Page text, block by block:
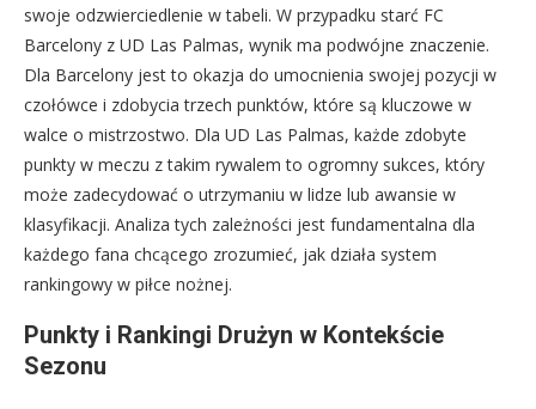
swoje odzwierciedlenie w tabeli. W przypadku starć FC
Barcelony z UD Las Palmas, wynik ma podwójne znaczenie.
Dla Barcelony jest to okazja do umocnienia swojej pozycji w
czołówce i zdobycia trzech punktów, które są kluczowe w
walce o mistrzostwo. Dla UD Las Palmas, każde zdobyte
punkty w meczu z takim rywalem to ogromny sukces, który
może zadecydować o utrzymaniu w lidze lub awansie w
klasyfikacji. Analiza tych zależności jest fundamentalna dla
każdego fana chcącego zrozumieć, jak działa system
rankingowy w piłce nożnej.
Punkty i Rankingi Drużyn w Kontekście
Sezonu